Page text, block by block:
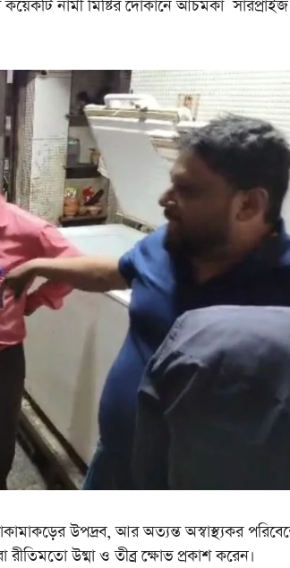
কয়েকটি নামী মিষ্টির দোকানে আচমকা সারপ্রাইজ
উপদ্রব, আর অত্যন্ত অস্বাস্থ্যকর
রীতিমতো উষ্মা ও তীব্র ক্ষোভ প্রকাশ করেন।